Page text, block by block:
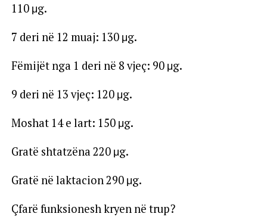
110 μg.
7 deri në 12 muaj: 130 μg.
Fëmijët nga 1 deri në 8 vjeç: 90 μg.
9 deri në 13 vjeç: 120 μg.
Moshat 14 e lart: 150 μg.
Gratë shtatzëna 220 μg.
Gratë në laktacion 290 μg.
Çfarë funksionesh kryen në trup?